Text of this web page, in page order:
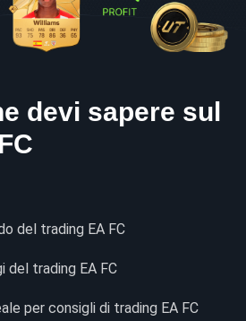
devi sapere sul
del trading EA FC
del trading EA FC
per consigli di trading EA FC